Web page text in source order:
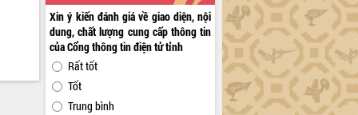
Xin ý kiến đánh giá về giao diện, nội
dung, chất lượng cung cấp thông tin
của Cổng thông tin điện tử tỉnh
Rất tốt
Tốt
Trung bình